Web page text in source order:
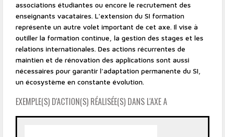
associations étudiantes ou encore le recrutement des
enseignants vacataires. L'extension du SI formation
représente un autre volet important de cet axe. Il vise à
outiller la formation continue, la gestion des stages et les
relations internationales. Des actions récurrentes de
maintien et de rénovation des applications sont aussi
nécessaires pour garantir l'adaptation permanente du SI,
un écosystème en constante évolution.
EXEMPLE(S) D'ACTION(S) RÉALISÉE(S) DANS L'AXE A